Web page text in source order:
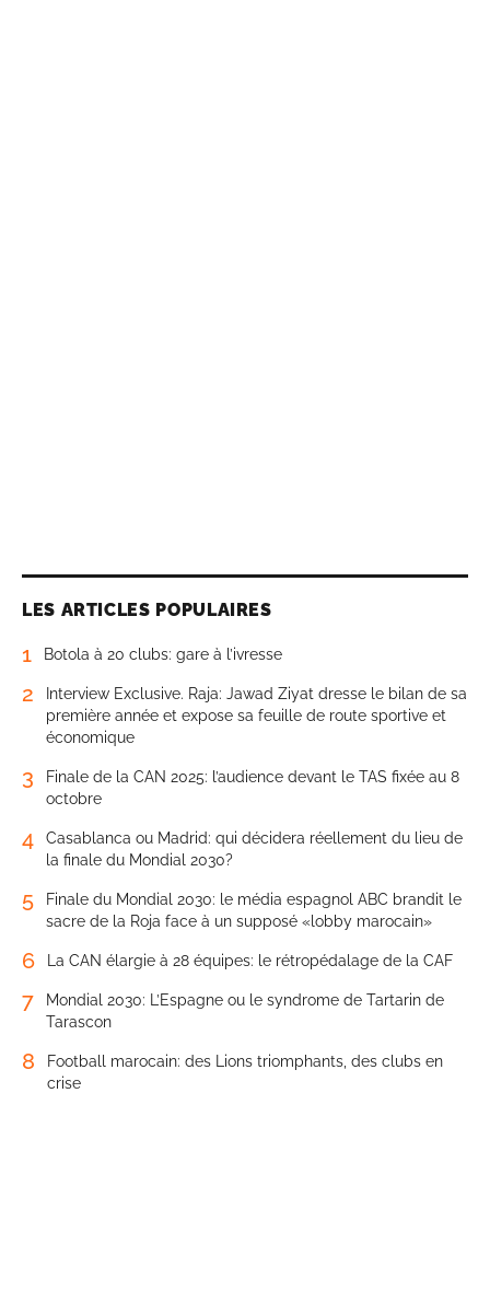
LES ARTICLES POPULAIRES
1 Botola à 20 clubs: gare à l’ivresse
2
Interview Exclusive. Raja: Jawad Ziyat dresse le bilan de sa
première année et expose sa feuille de route sportive et
économique
3
Finale de la CAN 2025: l’audience devant le TAS fixée au 8
octobre
4
Casablanca ou Madrid: qui décidera réellement du lieu de
la finale du Mondial 2030?
5
Finale du Mondial 2030: le média espagnol ABC brandit le
sacre de la Roja face à un supposé «lobby marocain»
6 La CAN élargie à 28 équipes: le rétropédalage de la CAF
7
Mondial 2030: L’Espagne ou le syndrome de Tartarin de
Tarascon
8
Football marocain: des Lions triomphants, des clubs en
crise